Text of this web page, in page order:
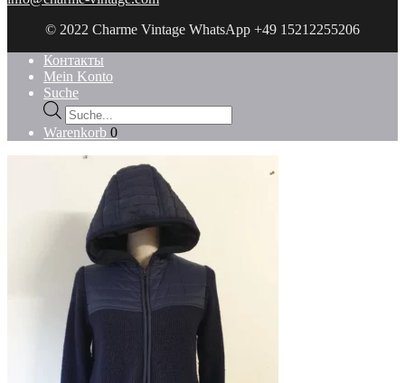
© 2022 Charme Vintage WhatsApp +49 15212255206
Контакты
Mein Konto
Suche
Products
search
Warenkorb 0